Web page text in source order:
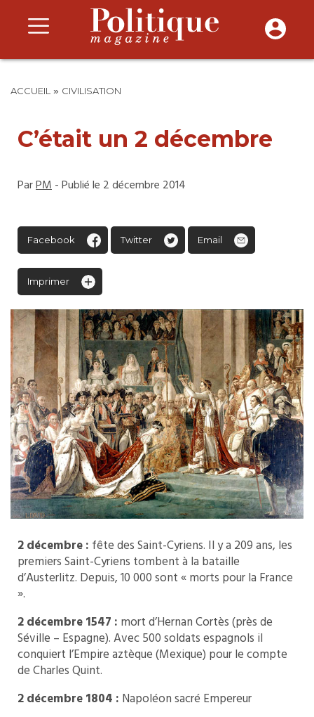
ACCUEIL » CIVILISATION
C’était un 2 décembre
ParPM- Publié le 2 décembre 2014
Facebook Twitter Email
Imprimer
2 décembre : fête des Saint-Cyriens. Il y a 209 ans, les
premiers Saint-Cyriens tombent à la bataille
d’Austerlitz. Depuis, 10 000 sont « morts pour la France
».
2 décembre 1547 : mort d’Hernan Cortès (près de
Séville – Espagne). Avec 500 soldats espagnols il
conquiert l’Empire aztèque (Mexique) pour le compte
de Charles Quint.
2 décembre 1804 : Napoléon sacré Empereur